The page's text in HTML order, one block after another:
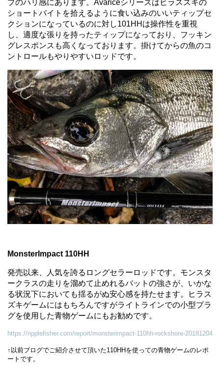
プのハリ感にあります。Avariceシリーズはヒラスズキの
ショートバイトを拾えるように食い込みのいいティップセ
クションになっているのに対し101HHは操作性を重視
し、適度な張りを持ったティップになっており、フッキン
グレスポンスも高くなっております。掛けてからの魚のコ
ントロールもやりやすいロッドです。
MonsterImpact 110HH
発売以来、人気を誇るロングセラーロッドです。モンスタ
ークラスの走りを溜めて止めれるバットの強さが、いかな
る状況下においても揺るがぬ安心感を持たせます。ヒラス
ズキゲームにはもちろんですがライトラインでの小型プラ
グを使用した青物ゲームにもお勧めです。
https://ripplefisher.com/report/monsterimpact-110hh-rockshore-20181204
↑以前ブログでご紹介させて頂いた110HHを使っての青物ゲームのレポ
ートです。